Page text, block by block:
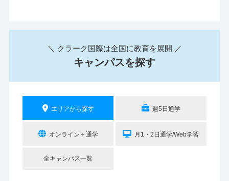
＼ クラーク国際は全国に教育を展開 ／
キャンパスを探す
エリアから探す 週5日通学
オンライン＋通学 月1・2日通学/Web学習
全キャンパス一覧